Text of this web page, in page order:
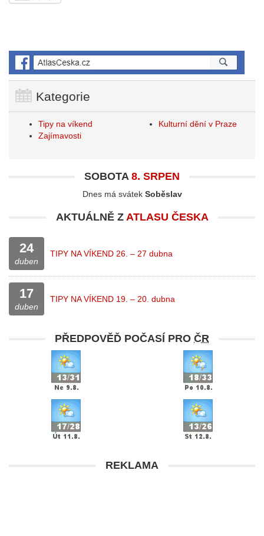
Kategorie
Tipy na víkend
Zajímavosti
Kulturní dění v Praze
SOBOTA 8. SRPEN
Dnes má svátek Soběslav
AKTUÁLNĚ Z ATLASU ČESKA
24
duben
TIPY NA VÍKEND 26. – 27 dubna
17
duben
TIPY NA VÍKEND 19. – 20. dubna
PŘEDPOVĚĎ POČASÍ PRO ČR
REKLAMA